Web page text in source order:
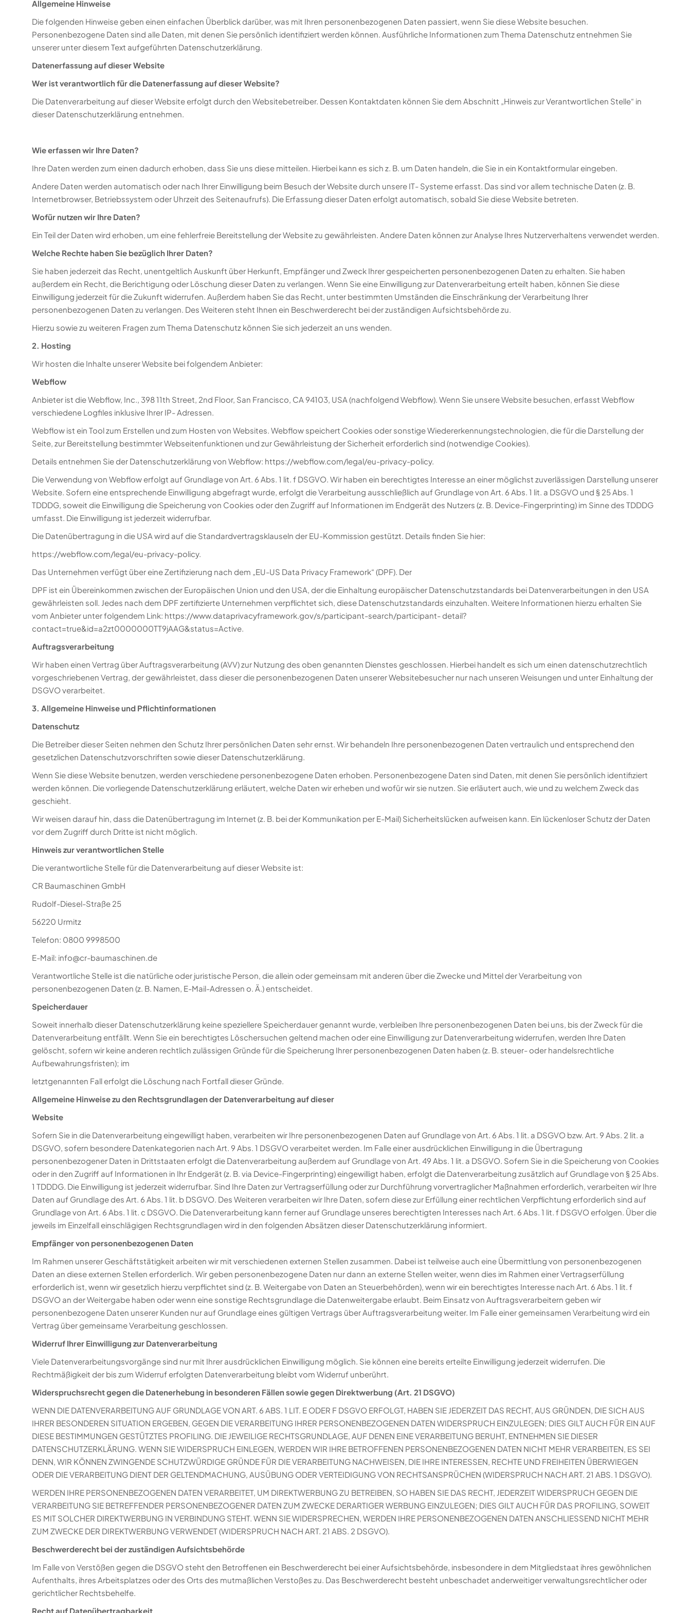
Allgemeine Hinweise
Die folgenden Hinweise geben einen einfachen Überblick darüber, was mit Ihren personenbezogenen Daten passiert, wenn Sie diese Website besuchen.
Personenbezogene Daten sind alle Daten, mit denen Sie persönlich identifiziert werden können. Ausführliche Informationen zum Thema Datenschutz entnehmen Sie
unserer unter diesem Text aufgeführten Datenschutzerklärung.
Datenerfassung auf dieser Website
Wer ist verantwortlich für die Datenerfassung auf dieser Website?
Die Datenverarbeitung auf dieser Website erfolgt durch den Websitebetreiber. Dessen Kontaktdaten können Sie dem Abschnitt „Hinweis zur Verantwortlichen Stelle“ in
dieser Datenschutzerklärung entnehmen.
Wie erfassen wir Ihre Daten?
Ihre Daten werden zum einen dadurch erhoben, dass Sie uns diese mitteilen. Hierbei kann es sich z. B. um Daten handeln, die Sie in ein Kontaktformular eingeben.
Andere Daten werden automatisch oder nach Ihrer Einwilligung beim Besuch der Website durch unsere IT- Systeme erfasst. Das sind vor allem technische Daten (z. B.
Internetbrowser, Betriebssystem oder Uhrzeit des Seitenaufrufs). Die Erfassung dieser Daten erfolgt automatisch, sobald Sie diese Website betreten.
Wofür nutzen wir Ihre Daten?
Ein Teil der Daten wird erhoben, um eine fehlerfreie Bereitstellung der Website zu gewährleisten. Andere Daten können zur Analyse Ihres Nutzerverhaltens verwendet werden.
Welche Rechte haben Sie bezüglich Ihrer Daten?
Sie haben jederzeit das Recht, unentgeltlich Auskunft über Herkunft, Empfänger und Zweck Ihrer gespeicherten personenbezogenen Daten zu erhalten. Sie haben
außerdem ein Recht, die Berichtigung oder Löschung dieser Daten zu verlangen. Wenn Sie eine Einwilligung zur Datenverarbeitung erteilt haben, können Sie diese
Einwilligung jederzeit für die Zukunft widerrufen. Außerdem haben Sie das Recht, unter bestimmten Umständen die Einschränkung der Verarbeitung Ihrer
personenbezogenen Daten zu verlangen. Des Weiteren steht Ihnen ein Beschwerderecht bei der zuständigen Aufsichtsbehörde zu.
Hierzu sowie zu weiteren Fragen zum Thema Datenschutz können Sie sich jederzeit an uns wenden.
2. Hosting
Wir hosten die Inhalte unserer Website bei folgendem Anbieter:
Webflow
Anbieter ist die Webflow, Inc., 398 11th Street, 2nd Floor, San Francisco, CA 94103, USA (nachfolgend Webflow). Wenn Sie unsere Website besuchen, erfasst Webflow
verschiedene Logfiles inklusive Ihrer IP- Adressen.
Webflow ist ein Tool zum Erstellen und zum Hosten von Websites. Webflow speichert Cookies oder sonstige Wiedererkennungstechnologien, die für die Darstellung der
Seite, zur Bereitstellung bestimmter Webseitenfunktionen und zur Gewährleistung der Sicherheit erforderlich sind (notwendige Cookies).
Details entnehmen Sie der Datenschutzerklärung von Webflow: https://webflow.com/legal/eu-privacy-policy.
Die Verwendung von Webflow erfolgt auf Grundlage von Art. 6 Abs. 1 lit. f DSGVO. Wir haben ein berechtigtes Interesse an einer möglichst zuverlässigen Darstellung unserer
Website. Sofern eine entsprechende Einwilligung abgefragt wurde, erfolgt die Verarbeitung ausschließlich auf Grundlage von Art. 6 Abs. 1 lit. a DSGVO und § 25 Abs. 1
TDDDG, soweit die Einwilligung die Speicherung von Cookies oder den Zugriff auf Informationen im Endgerät des Nutzers (z. B. Device-Fingerprinting) im Sinne des TDDDG
umfasst. Die Einwilligung ist jederzeit widerrufbar.
Die Datenübertragung in die USA wird auf die Standardvertragsklauseln der EU-Kommission gestützt. Details finden Sie hier:
https://webflow.com/legal/eu-privacy-policy.
Das Unternehmen verfügt über eine Zertifizierung nach dem „EU-US Data Privacy Framework“ (DPF). Der
DPF ist ein Übereinkommen zwischen der Europäischen Union und den USA, der die Einhaltung europäischer Datenschutzstandards bei Datenverarbeitungen in den USA
gewährleisten soll. Jedes nach dem DPF zertifizierte Unternehmen verpflichtet sich, diese Datenschutzstandards einzuhalten. Weitere Informationen hierzu erhalten Sie
vom Anbieter unter folgendem Link: https://www.dataprivacyframework.gov/s/participant-search/participant- detail?
contact=true&id=a2zt0000000TT9jAAG&status=Active.
Auftragsverarbeitung
Wir haben einen Vertrag über Auftragsverarbeitung (AVV) zur Nutzung des oben genannten Dienstes geschlossen. Hierbei handelt es sich um einen datenschutzrechtlich
vorgeschriebenen Vertrag, der gewährleistet, dass dieser die personenbezogenen Daten unserer Websitebesucher nur nach unseren Weisungen und unter Einhaltung der
DSGVO verarbeitet.
3. Allgemeine Hinweise und Pflichtinformationen
Datenschutz
Die Betreiber dieser Seiten nehmen den Schutz Ihrer persönlichen Daten sehr ernst. Wir behandeln Ihre personenbezogenen Daten vertraulich und entsprechend den
gesetzlichen Datenschutzvorschriften sowie dieser Datenschutzerklärung.
Wenn Sie diese Website benutzen, werden verschiedene personenbezogene Daten erhoben. Personenbezogene Daten sind Daten, mit denen Sie persönlich identifiziert
werden können. Die vorliegende Datenschutzerklärung erläutert, welche Daten wir erheben und wofür wir sie nutzen. Sie erläutert auch, wie und zu welchem Zweck das
geschieht.
Wir weisen darauf hin, dass die Datenübertragung im Internet (z. B. bei der Kommunikation per E-Mail) Sicherheitslücken aufweisen kann. Ein lückenloser Schutz der Daten
vor dem Zugriff durch Dritte ist nicht möglich.
Hinweis zur verantwortlichen Stelle
Die verantwortliche Stelle für die Datenverarbeitung auf dieser Website ist:
CR Baumaschinen GmbH
Rudolf-Diesel-Straße 25
56220 Urmitz
Telefon: 0800 9998500
E-Mail: info@cr-baumaschinen.de
Verantwortliche Stelle ist die natürliche oder juristische Person, die allein oder gemeinsam mit anderen über die Zwecke und Mittel der Verarbeitung von
personenbezogenen Daten (z. B. Namen, E-Mail-Adressen o. Ä.) entscheidet.
Speicherdauer
Soweit innerhalb dieser Datenschutzerklärung keine speziellere Speicherdauer genannt wurde, verbleiben Ihre personenbezogenen Daten bei uns, bis der Zweck für die
Datenverarbeitung entfällt. Wenn Sie ein berechtigtes Löschersuchen geltend machen oder eine Einwilligung zur Datenverarbeitung widerrufen, werden Ihre Daten
gelöscht, sofern wir keine anderen rechtlich zulässigen Gründe für die Speicherung Ihrer personenbezogenen Daten haben (z. B. steuer- oder handelsrechtliche
Aufbewahrungsfristen); im
letztgenannten Fall erfolgt die Löschung nach Fortfall dieser Gründe.
Allgemeine Hinweise zu den Rechtsgrundlagen der Datenverarbeitung auf dieser
Website
Sofern Sie in die Datenverarbeitung eingewilligt haben, verarbeiten wir Ihre personenbezogenen Daten auf Grundlage von Art. 6 Abs. 1 lit. a DSGVO bzw. Art. 9 Abs. 2 lit. a
DSGVO, sofern besondere Datenkategorien nach Art. 9 Abs. 1 DSGVO verarbeitet werden. Im Falle einer ausdrücklichen Einwilligung in die Übertragung
personenbezogener Daten in Drittstaaten erfolgt die Datenverarbeitung außerdem auf Grundlage von Art. 49 Abs. 1 lit. a DSGVO. Sofern Sie in die Speicherung von Cookies
oder in den Zugriff auf Informationen in Ihr Endgerät (z. B. via Device-Fingerprinting) eingewilligt haben, erfolgt die Datenverarbeitung zusätzlich auf Grundlage von § 25 Abs.
1 TDDDG. Die Einwilligung ist jederzeit widerrufbar. Sind Ihre Daten zur Vertragserfüllung oder zur Durchführung vorvertraglicher Maßnahmen erforderlich, verarbeiten wir Ihre
Daten auf Grundlage des Art. 6 Abs. 1 lit. b DSGVO. Des Weiteren verarbeiten wir Ihre Daten, sofern diese zur Erfüllung einer rechtlichen Verpflichtung erforderlich sind auf
Grundlage von Art. 6 Abs. 1 lit. c DSGVO. Die Datenverarbeitung kann ferner auf Grundlage unseres berechtigten Interesses nach Art. 6 Abs. 1 lit. f DSGVO erfolgen. Über die
jeweils im Einzelfall einschlägigen Rechtsgrundlagen wird in den folgenden Absätzen dieser Datenschutzerklärung informiert.
Empfänger von personenbezogenen Daten
Im Rahmen unserer Geschäftstätigkeit arbeiten wir mit verschiedenen externen Stellen zusammen. Dabei ist teilweise auch eine Übermittlung von personenbezogenen
Daten an diese externen Stellen erforderlich. Wir geben personenbezogene Daten nur dann an externe Stellen weiter, wenn dies im Rahmen einer Vertragserfüllung
erforderlich ist, wenn wir gesetzlich hierzu verpflichtet sind (z. B. Weitergabe von Daten an Steuerbehörden), wenn wir ein berechtigtes Interesse nach Art. 6 Abs. 1 lit. f
DSGVO an der Weitergabe haben oder wenn eine sonstige Rechtsgrundlage die Datenweitergabe erlaubt. Beim Einsatz von Auftragsverarbeitern geben wir
personenbezogene Daten unserer Kunden nur auf Grundlage eines gültigen Vertrags über Auftragsverarbeitung weiter. Im Falle einer gemeinsamen Verarbeitung wird ein
Vertrag über gemeinsame Verarbeitung geschlossen.
Widerruf Ihrer Einwilligung zur Datenverarbeitung
Viele Datenverarbeitungsvorgänge sind nur mit Ihrer ausdrücklichen Einwilligung möglich. Sie können eine bereits erteilte Einwilligung jederzeit widerrufen. Die
Rechtmäßigkeit der bis zum Widerruf erfolgten Datenverarbeitung bleibt vom Widerruf unberührt.
Widerspruchsrecht gegen die Datenerhebung in besonderen Fällen sowie gegen Direktwerbung (Art. 21 DSGVO)
WENN DIE DATENVERARBEITUNG AUF GRUNDLAGE VON ART. 6 ABS. 1 LIT. E ODER F DSGVO ERFOLGT, HABEN SIE JEDERZEIT DAS RECHT, AUS GRÜNDEN, DIE SICH AUS
IHRER BESONDEREN SITUATION ERGEBEN, GEGEN DIE VERARBEITUNG IHRER PERSONENBEZOGENEN DATEN WIDERSPRUCH EINZULEGEN; DIES GILT AUCH FÜR EIN AUF
DIESE BESTIMMUNGEN GESTÜTZTES PROFILING. DIE JEWEILIGE RECHTSGRUNDLAGE, AUF DENEN EINE VERARBEITUNG BERUHT, ENTNEHMEN SIE DIESER
DATENSCHUTZERKLÄRUNG. WENN SIE WIDERSPRUCH EINLEGEN, WERDEN WIR IHRE BETROFFENEN PERSONENBEZOGENEN DATEN NICHT MEHR VERARBEITEN, ES SEI
DENN, WIR KÖNNEN ZWINGENDE SCHUTZWÜRDIGE GRÜNDE FÜR DIE VERARBEITUNG NACHWEISEN, DIE IHRE INTERESSEN, RECHTE UND FREIHEITEN ÜBERWIEGEN
ODER DIE VERARBEITUNG DIENT DER GELTENDMACHUNG, AUSÜBUNG ODER VERTEIDIGUNG VON RECHTSANSPRÜCHEN (WIDERSPRUCH NACH ART. 21 ABS. 1 DSGVO).
WERDEN IHRE PERSONENBEZOGENEN DATEN VERARBEITET, UM DIREKTWERBUNG ZU BETREIBEN, SO HABEN SIE DAS RECHT, JEDERZEIT WIDERSPRUCH GEGEN DIE
VERARBEITUNG SIE BETREFFENDER PERSONENBEZOGENER DATEN ZUM ZWECKE DERARTIGER WERBUNG EINZULEGEN; DIES GILT AUCH FÜR DAS PROFILING, SOWEIT
ES MIT SOLCHER DIREKTWERBUNG IN VERBINDUNG STEHT. WENN SIE WIDERSPRECHEN, WERDEN IHRE PERSONENBEZOGENEN DATEN ANSCHLIESSEND NICHT MEHR
ZUM ZWECKE DER DIREKTWERBUNG VERWENDET (WIDERSPRUCH NACH ART. 21 ABS. 2 DSGVO).
Beschwerderecht bei der zuständigen Aufsichtsbehörde
Im Falle von Verstößen gegen die DSGVO steht den Betroffenen ein Beschwerderecht bei einer Aufsichtsbehörde, insbesondere in dem Mitgliedstaat ihres gewöhnlichen
Aufenthalts, ihres Arbeitsplatzes oder des Orts des mutmaßlichen Verstoßes zu. Das Beschwerderecht besteht unbeschadet anderweitiger verwaltungsrechtlicher oder
gerichtlicher Rechtsbehelfe.
Recht auf Datenübertragbarkeit